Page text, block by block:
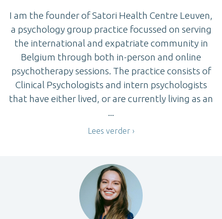
I am the founder of Satori Health Centre Leuven,
a psychology group practice focussed on serving
the international and expatriate community in
Belgium through both in-person and online
psychotherapy sessions. The practice consists of
Clinical Psychologists and intern psychologists
that have either lived, or are currently living as an
...
Lees verder